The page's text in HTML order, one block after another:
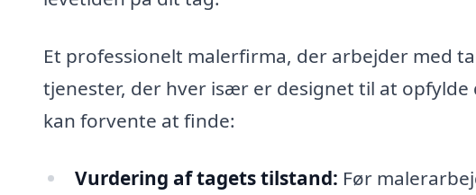
Et professionelt malerfirma, der arbejder med
tjenester, der hver især er designet til at opfylde
kan forvente at finde:
Vurdering af tagets tilstand: Før